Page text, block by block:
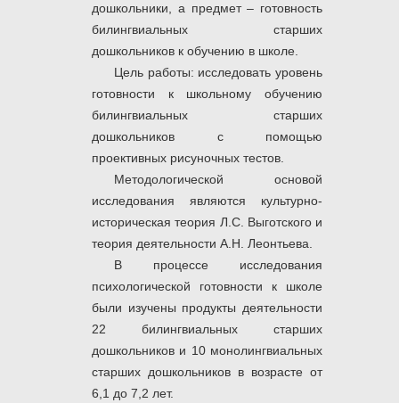
дошкольники, а предмет – готовность
билингвиальных старших
дошкольников к обучению в школе.
Цель работы: исследовать уровень
готовности к школьному обучению
билингвиальных старших
дошкольников с помощью
проективных рисуночных тестов.
Методологической основой
исследования являются культурно-
историческая теория Л.С. Выготского и
теория деятельности А.Н. Леонтьева.
В процессе исследования
психологической готовности к школе
были изучены продукты деятельности
22 билингвиальных старших
дошкольников и 10 монолингвиальных
старших дошкольников в возрасте от
6,1 до 7,2 лет.